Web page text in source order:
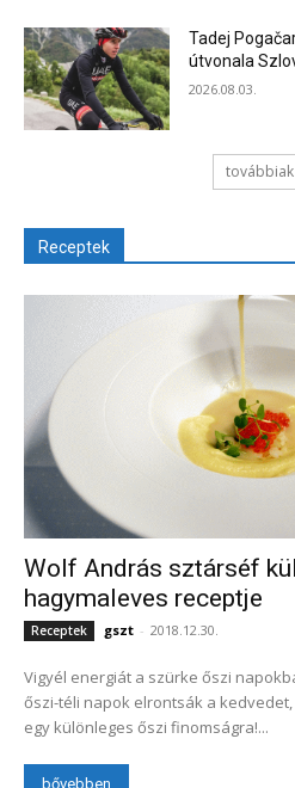
Tadej
útvonala
2026.08.03.
továbbiak
Receptek
Wolf András sztárséf
hagymaleves receptje
Receptek gszt - 2018.12.30.
Vigyél energiát a szürke őszi
őszi-téli napok elrontsák a
egy különleges őszi finomságra!...
bővebben